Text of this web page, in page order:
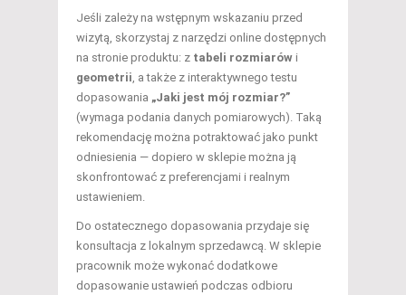
Jeśli zależy na wstępnym wskazaniu przed
wizytą, skorzystaj z narzędzi online dostępnych
na stronie produktu: z tabeli rozmiarów i
geometrii, a także z interaktywnego testu
dopasowania „Jaki jest mój rozmiar?”
(wymaga podania danych pomiarowych). Taką
rekomendację można potraktować jako punkt
odniesienia — dopiero w sklepie można ją
skonfrontować z preferencjami i realnym
ustawieniem.
Do ostatecznego dopasowania przydaje się
konsultacja z lokalnym sprzedawcą. W sklepie
pracownik może wykonać dodatkowe
dopasowanie ustawień podczas odbioru